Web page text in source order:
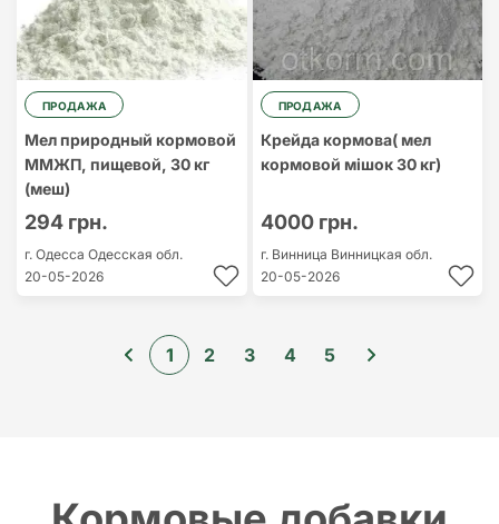
ПРОДАЖА
Мел природный кормовой
ММЖП, пищевой, 30 кг
(меш)
294 грн.
г. Одесса Одесская обл.
20-05-2026
ПРОДАЖА
Крейда кормова( мел
кормовой мішок 30 кг)
4000 грн.
г. Винница Винницкая обл.
20-05-2026
1 2 3 4 5